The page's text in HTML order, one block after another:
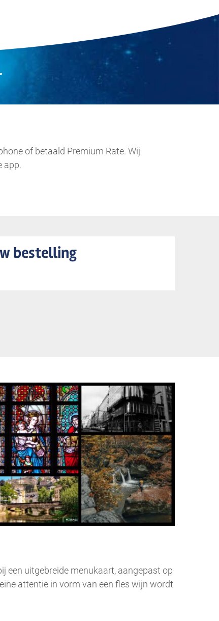
of betaald Premium Rate. Wij
app.
bestelling
een uitgebreide menukaart, aangepast op
attentie in vorm van een fles wijn wordt